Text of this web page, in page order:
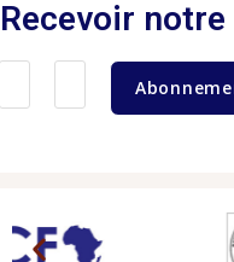
Recevoir